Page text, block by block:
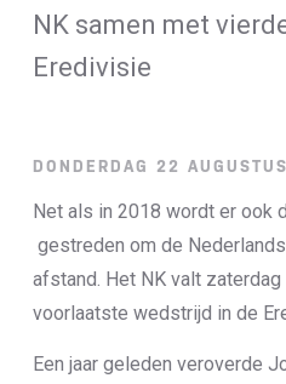
NK samen met
Eredivisie
DONDERDAG 22
Net als in 2018 wordt er ook
gestreden om de
afstand. Het NK valt
voorlaatste wedstrijd in de
Een jaar geleden veroverde